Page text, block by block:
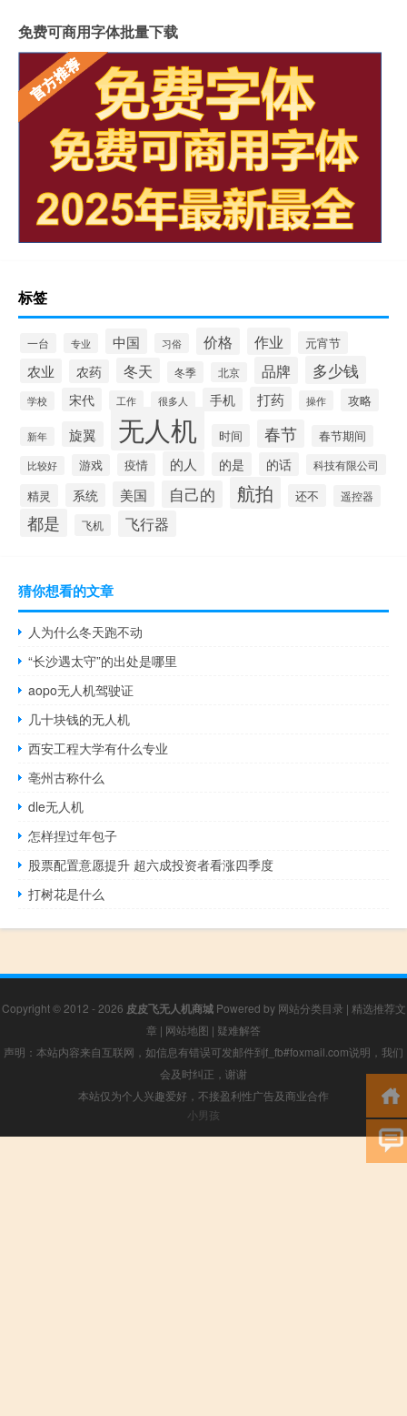
免费可商用字体批量下载
标签
一台 专业 中国 习俗 价格 作业 元宵节
农业 农药 冬天 冬季 北京 品牌 多少钱
学校 宋代 工作 很多人 手机 打药 操作 攻略
新年 旋翼 无人机 时间 春节 春节期间
比较好 游戏 疫情 的人 的是 的话 科技有限公司
精灵 系统 美国 自己的 航拍 还不 遥控器
都是 飞机 飞行器
猜你想看的文章
人为什么冬天跑不动
“长沙遇太守”的出处是哪里
aopo无人机驾驶证
几十块钱的无人机
西安工程大学有什么专业
亳州古称什么
dle无人机
怎样捏过年包子
股票配置意愿提升 超六成投资者看涨四季度
打树花是什么
Copyright © 2012 - 2026 皮皮飞无人机商城Powered by 网站分类目录 | 精选推荐文
章 | 网站地图 | 疑难解答
声明：本站内容来自互联网，如信息有错误可发邮件到f_fb#foxmail.com说明，我们
会及时纠正，谢谢
本站仅为个人兴趣爱好，不接盈利性广告及商业合作
小男孩